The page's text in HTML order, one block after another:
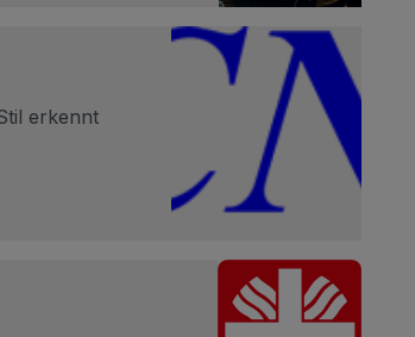
erkennt